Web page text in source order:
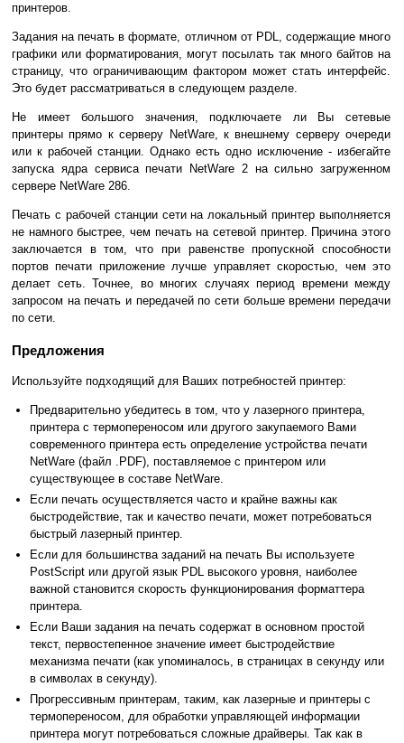
принтеров.
Задания на печать в формате, отличном от PDL, содержащие много
графики или форматирования, могут посылать так много байтов на
страницу, что ограничивающим фактором может стать интерфейс.
Это будет рассматриваться в следующем разделе.
Не имеет большого значения, подключаете ли Вы сетевые
принтеры прямо к серверу NetWare, к внешнему серверу очереди
или к рабочей станции. Однако есть одно исключение - избегайте
запуска ядра сервиса печати NetWare 2 на сильно загруженном
сервере NetWare 286.
Печать с рабочей станции сети на локальный принтер выполняется
не намного быстрее, чем печать на сетевой принтер. Причина этого
заключается в том, что при равенстве пропускной способности
портов печати приложение лучше управляет скоростью, чем это
делает сеть. Точнее, во многих случаях период времени между
запросом на печать и передачей по сети больше времени передачи
по сети.
Предложения
Используйте подходящий для Ваших потребностей принтер:
Предварительно убедитесь в том, что у лазерного принтера,
принтера с термопереносом или другого закупаемого Вами
современного принтера есть определение устройства печати
NetWare (файл .PDF), поставляемое с принтером или
существующее в составе NetWare.
Если печать осуществляется часто и крайне важны как
быстродействие, так и качество печати, может потребоваться
быстрый лазерный принтер.
Если для большинства заданий на печать Вы используете
PostScript или другой язык PDL высокого уровня, наиболее
важной становится скорость функционирования форматтера
принтера.
Если Ваши задания на печать содержат в основном простой
текст, первостепенное значение имеет быстродействие
механизма печати (как упоминалось, в страницах в секунду или
в символах в секунду).
Прогрессивным принтерам, таким, как лазерные и принтеры с
термопереносом, для обработки управляющей информации
принтера могут потребоваться сложные драйверы. Так как в